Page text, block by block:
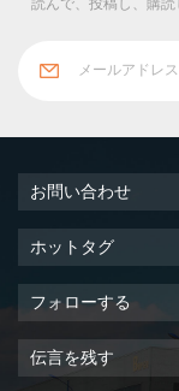
お問い合わせ
ホットタグ
フォローする
伝言を残す